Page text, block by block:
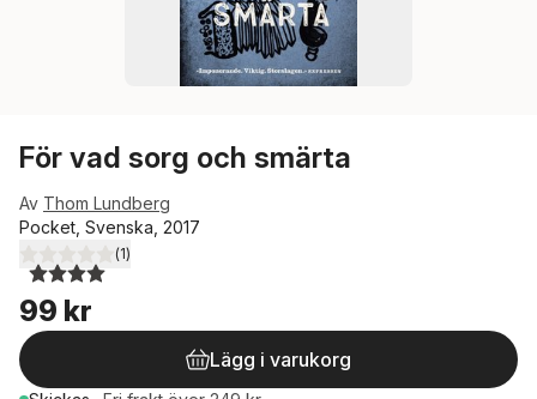
För vad sorg och smärta
Av Thom Lundberg
Pocket, Svenska, 2017
4,0utav 5 stjärnor. Totalt antal röster:
(1)
99 kr
Lägg i varukorg